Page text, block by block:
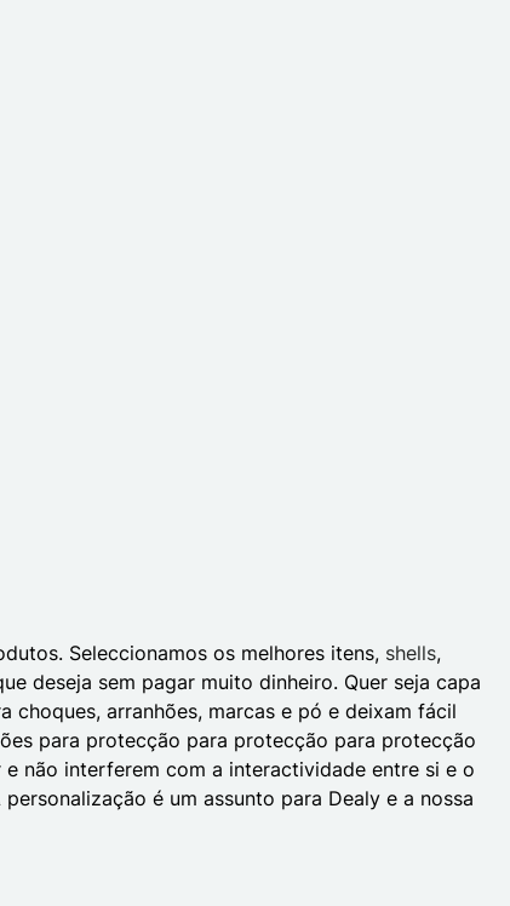
Seleccionamos os melhores itens, shells,
deseja sem pagar muito dinheiro. Quer seja capa
arranhões, marcas e pó e deixam fácil
para protecção para protecção para protecção
não interferem com a interactividade entre si e o
é um assunto para Dealy e a nossa